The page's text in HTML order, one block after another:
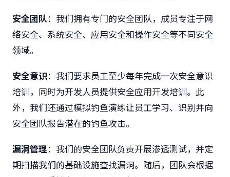
安全团队：我们拥有专门的安全团队，成员专注于网
络安全、系统安全、应用安全和操作安全等不同安全
领域。
安全意识：我们要求员工至少每年完成一次安全意识
培训，同时为开发人员提供安全应用开发培训。此
外，我们还通过模拟钓鱼演练让员工学习、识别并向
安全团队报告潜在的钓鱼攻击。
漏洞管理： 我们的安全团队负责开展渗透测试，并定
期扫描我们的基础设施查找漏洞。随后，团队会根据